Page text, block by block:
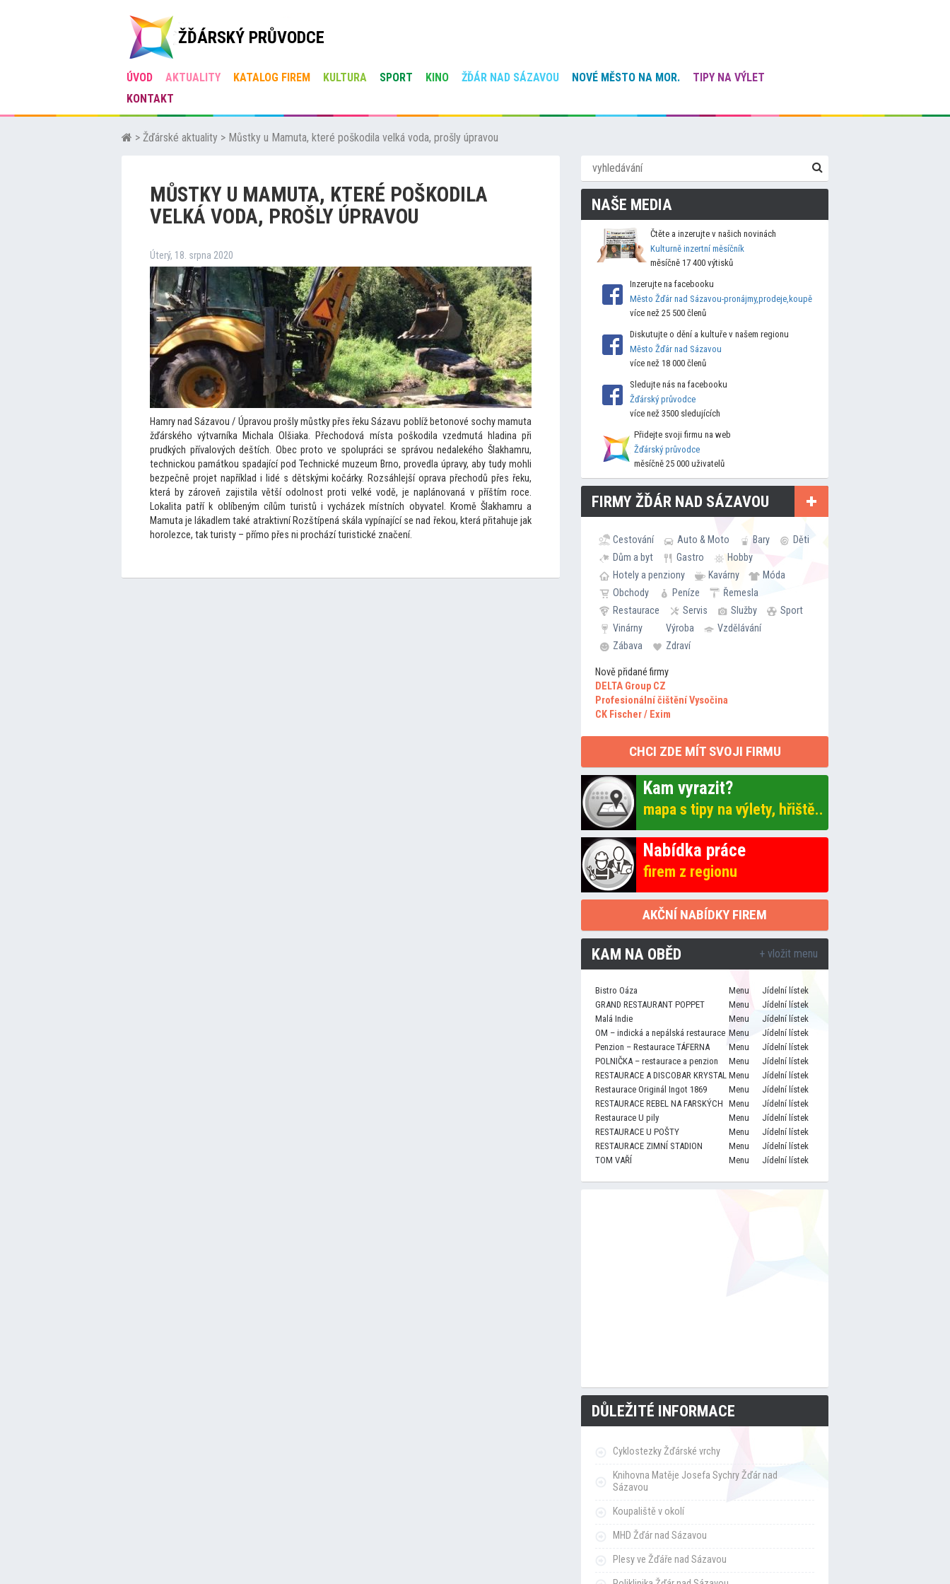
ŽĎÁRSKÝ PRŮVODCE
ÚVOD AKTUALITY KATALOG FIREM KULTURA SPORT KINO ŽĎÁR NAD SÁZAVOU NOVÉ MĚSTO NA MOR.
TIPY NA VÝLET
KONTAKT
> Žďárské aktuality > Můstky u Mamuta, které poškodila velká voda, prošly úpravou
MŮSTKY U MAMUTA, KTERÉ POŠKODILA
VELKÁ VODA, PROŠLY ÚPRAVOU
Úterý, 18. srpna 2020
Hamry nad Sázavou / Úpravou prošly můstky přes řeku Sázavu poblíž betonové sochy mamuta
žďárského výtvarníka Michala Olšiaka. Přechodová místa poškodila vzedmutá hladina při
prudkých přívalových deštích. Obec proto ve spolupráci se správou nedalekého Šlakhamru,
technickou památkou spadající pod Technické muzeum Brno, provedla úpravy, aby tudy mohli
bezpečně projet například i lidé s dětskými kočárky. Rozsáhlejší oprava přechodů přes řeku,
která by zároveň zajistila větší odolnost proti velké vodě, je naplánovaná v příštím roce.
Lokalita patří k oblíbeným cílům turistů i vycházek místních obyvatel. Kromě Šlakhamru a
Mamuta je lákadlem také atraktivní Rozštípená skála vypínající se nad řekou, která přitahuje jak
horolezce, tak turisty – přímo přes ni prochází turistické značení.
NAŠE MEDIA
Čtěte a inzerujte v našich novinách
Kulturně inzertní měsíčník
měsíčně 17 400 výtisků
Inzerujte na facebooku
Město Žďár nad Sázavou-pronájmy,prodeje,koupě
více než 25 500 členů
Diskutujte o dění a kultuře v našem regionu
Město Žďár nad Sázavou
více než 18 000 členů
Sledujte nás na facebooku
Žďárský průvodce
více než 3500 sledujících
Přidejte svoji firmu na web
Žďárský průvodce
měsíčně 25 000 uživatelů
FIRMY ŽĎÁR NAD SÁZAVOU
Cestování Auto & Moto Bary
Děti
Dům a byt
Gastro
Hobby
Hotely a penziony
Kavárny
Móda
Obchody
Peníze
Řemesla
Restaurace
Servis Služby
Sport
Vinárny
Výroba
Vzdělávání
Zábava
Zdraví
Nově přidané firmy
DELTA Group CZ
Profesionální čištění Vysočina
CK Fischer / Exim
CHCI ZDE MÍT SVOJI FIRMU
Kam vyrazit?
mapa s tipy na výlety, hřiště..
Nabídka práce
firem z regionu
AKČNÍ NABÍDKY FIREM
KAM NA OBĚD + vložit menu
Bistro Oáza Menu
Jídelní lístek
GRAND RESTAURANT POPPET
Menu
Jídelní lístek
Malá Indie
Menu
Jídelní lístek
OM – indická a nepálská restaurace Menu
Jídelní lístek
Penzion – Restaurace TÁFERNA
Menu
Jídelní lístek
POLNIČKA – restaurace a penzion
Menu
Jídelní lístek
RESTAURACE A DISCOBAR KRYSTAL Menu
Jídelní lístek
Restaurace Originál Ingot 1869
Menu
Jídelní lístek
RESTAURACE REBEL NA FARSKÝCH Menu
Jídelní lístek
Restaurace U pily
Menu
Jídelní lístek
RESTAURACE U POŠTY
Menu
Jídelní lístek
RESTAURACE ZIMNÍ STADION
Menu
Jídelní lístek
TOM VAŘÍ
Menu Jídelní lístek
DŮLEŽITÉ INFORMACE
Cyklostezky Žďárské vrchy
Knihovna Matěje Josefa Sychry Žďár nad
Sázavou
Koupaliště v okolí
MHD Žďár nad Sázavou
Plesy ve Žďáře nad Sázavou